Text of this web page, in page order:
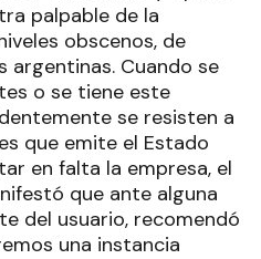
palpable de la
obscenos, de
argentinas. Cuando se
o se tiene este
se resisten a
que emite el Estado
en falta la empresa, el
que ante alguna
del usuario, recomendó
una instancia